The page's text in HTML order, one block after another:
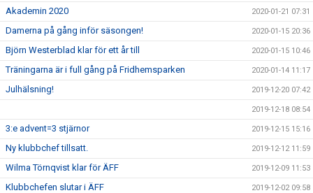
Akademin 2020 2020-01-21 07:31
Damerna på gång inför säsongen! 2020-01-15 20:36
Björn Westerblad klar för ett år till 2020-01-15 10:46
Träningarna är i full gång på Fridhemsparken 2020-01-14 11:17
Julhälsning! 2019-12-20 07:42
2019-12-18 08:54
3:e advent=3 stjärnor 2019-12-15 15:16
Ny klubbchef tillsatt. 2019-12-12 11:59
Wilma Törnqvist klar för ÄFF 2019-12-09 11:53
Klubbchefen slutar i ÄFF 2019-12-02 09:58